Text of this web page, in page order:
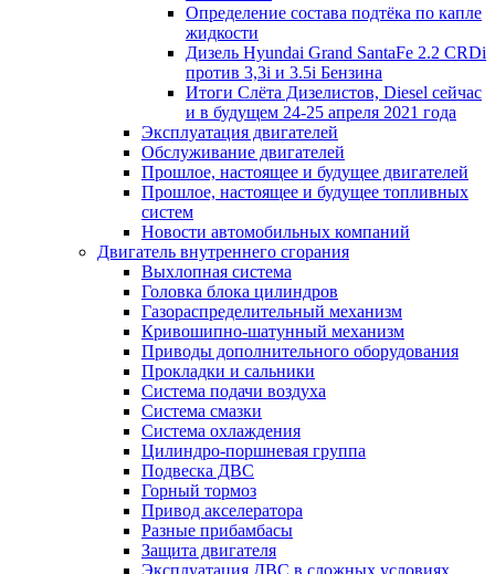
Определение состава подтёка по капле
жидкости
Дизель Hyundai Grand SantaFe 2.2 CRDi
против 3,3i и 3.5i Бензина
Итоги Слёта Дизелистов, Diesel сейчас
и в будущем 24-25 апреля 2021 года
Эксплуатация двигателей
Обслуживание двигателей
Прошлое, настоящее и будущее двигателей
Прошлое, настоящее и будущее топливных
систем
Новости автомобильных компаний
Двигатель внутреннего сгорания
Выхлопная система
Головка блока цилиндров
Газораспределительный механизм
Кривошипно-шатунный механизм
Приводы дополнительного оборудования
Прокладки и сальники
Система подачи воздуха
Система смазки
Система охлаждения
Цилиндро-поршневая группа
Подвеска ДВС
Горный тормоз
Привод акселератора
Разные прибамбасы
Защита двигателя
Эксплуатация ДВС в сложных условиях